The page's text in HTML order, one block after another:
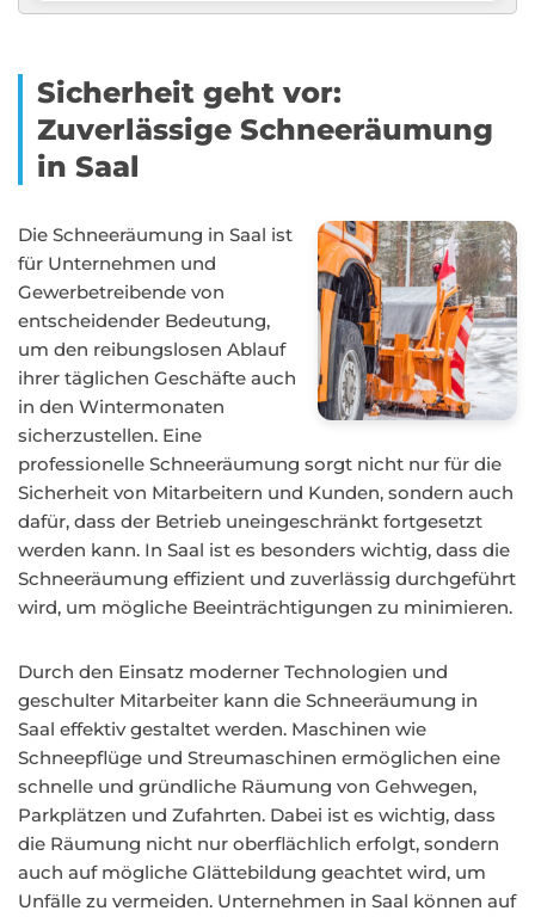
Sicherheit geht vor:
Zuverlässige Schneeräumung
in Saal
Die Schneeräumung in Saal ist
für Unternehmen und
Gewerbetreibende von
entscheidender Bedeutung,
um den reibungslosen Ablauf
ihrer täglichen Geschäfte auch
in den Wintermonaten
sicherzustellen. Eine
professionelle Schneeräumung sorgt nicht nur für die
Sicherheit von Mitarbeitern und Kunden, sondern auch
dafür, dass der Betrieb uneingeschränkt fortgesetzt
werden kann. In Saal ist es besonders wichtig, dass die
Schneeräumung effizient und zuverlässig durchgeführt
wird, um mögliche Beeinträchtigungen zu minimieren.
Durch den Einsatz moderner Technologien und
geschulter Mitarbeiter kann die Schneeräumung in
Saal effektiv gestaltet werden. Maschinen wie
Schneepflüge und Streumaschinen ermöglichen eine
schnelle und gründliche Räumung von Gehwegen,
Parkplätzen und Zufahrten. Dabei ist es wichtig, dass
die Räumung nicht nur oberflächlich erfolgt, sondern
auch auf mögliche Glättebildung geachtet wird, um
Unfälle zu vermeiden. Unternehmen in Saal können auf